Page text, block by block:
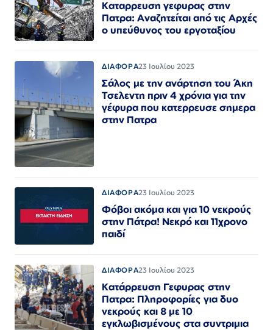
Καταρρευση γεφυρας στην
Πατρα: Αναζητείται από τις Αρχές
ο υπεύθυνος του εργοταξίου
ΔΙΑΦΟΡΑ23 Ιουλίου 2023
Σάλος με την ανάρτηση του Άκη
Τσελεντη πριν 4 χρόνια για την
γέφυρα που κατερρευσε σημερα
στην Πατρα
ΔΙΑΦΟΡΑ23 Ιουλίου 2023
Φόβοι ακόμα και για 10 νεκρούς
στην Πάτρα! Νεκρό και 11χρονο
παιδί
ΔΙΑΦΟΡΑ23 Ιουλίου 2023
Κατάρρευση Γεφυρας στην
Πατρα: Πληροφορίες για δυο
νεκρούς και 8 με 10
εγκλωβισμένους στα συντριμια